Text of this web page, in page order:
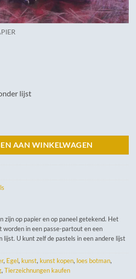
lijst
AAN WINKELWAGEN
zijn op papier en op paneel getekend. Het
worden in een passe-partout en een
lijst. U kunt zelf de pastels in een andere lijst
, Egel, kunst, kunst kopen, loes botman,
, Tierzeichnungen kaufen